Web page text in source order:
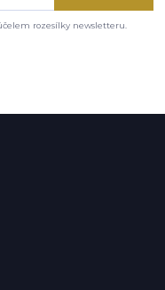
rozesílky newsletteru.